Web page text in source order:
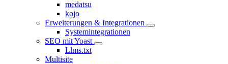
medatsu
kojo
Erweiterungen & Integrationen
Systemintegrationen
SEO mit Yoast
Llms.txt
Multisite